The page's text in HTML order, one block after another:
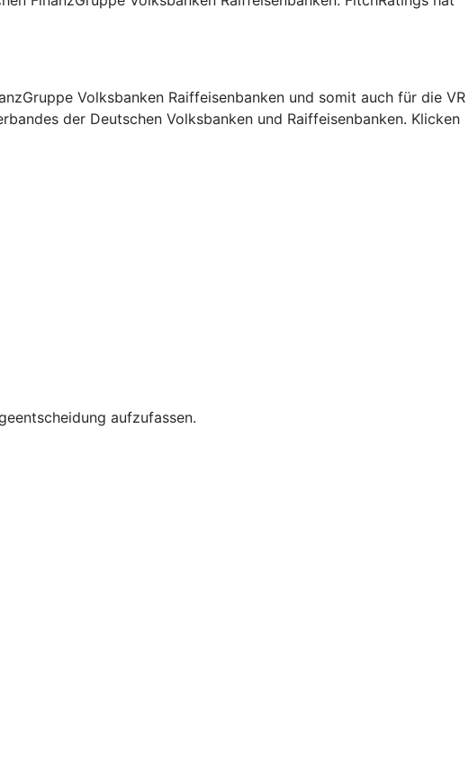
Volksbanken Raiffeisenbanken und somit auch für die VR
der Deutschen Volksbanken und Raiffeisenbanken. Klicken
aufzufassen.